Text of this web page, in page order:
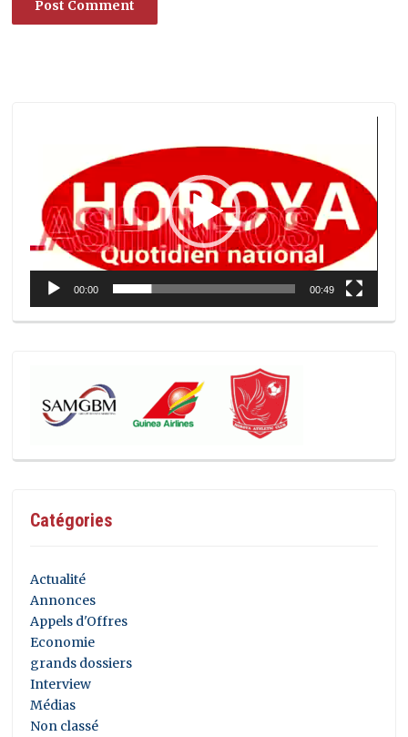
00:00 00:49
Catégories
Actualité
Annonces
Appels d'Offres
Economie
grands dossiers
Interview
Médias
Non classé